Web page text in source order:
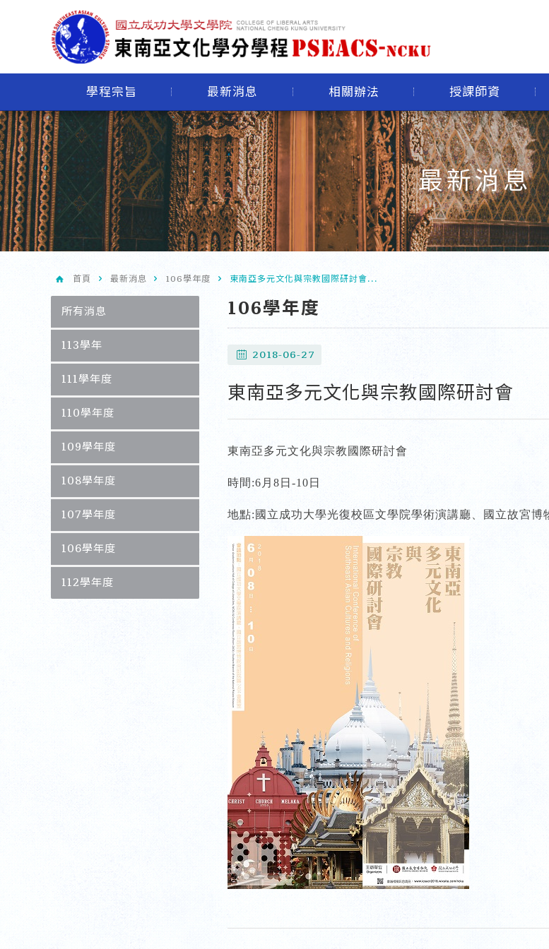
學程宗旨 最新消息 相關辦法 授課師資
最新消息
首頁 最新消息 106學年度 東南亞多元文化與宗教國際研討會...
所有消息
113學年
111學年度
110學年度
109學年度
108學年度
107學年度
106學年度
112學年度
106學年度
2018-06-27
東南亞多元文化與宗教國際研討會
東南亞多元文化與宗教國際研討會
時間:6月8日-10日
地點:國立成功大學光復校區文學院學術演講廳、國立故宮博